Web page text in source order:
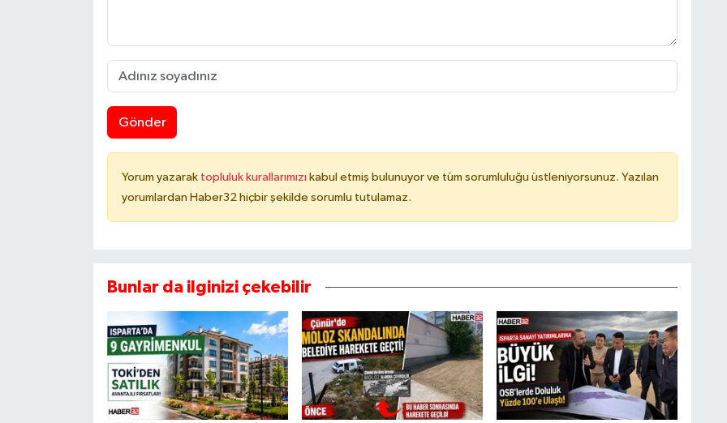
Gönder
Yorum yazarak topluluk kurallarımızı kabul etmiş bulunuyor ve tüm sorumluluğu üstleniyorsunuz. Yazılan
yorumlardan Haber32 hiçbir şekilde sorumlu tutulamaz.
Bunlar da ilginizi çekebilir